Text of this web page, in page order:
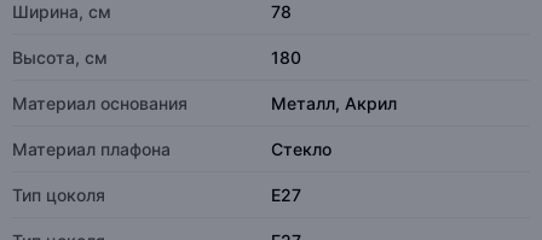
Ширина, см 78
Высота, см 180
Материал основания Металл, Акрил
Материал плафона Стекло
Тип цоколя E27